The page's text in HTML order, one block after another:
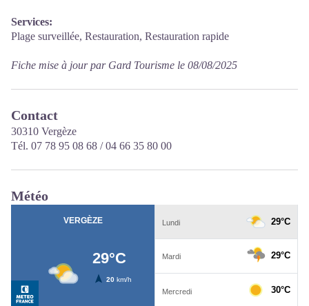
Services:
Plage surveillée, Restauration, Restauration rapide
Fiche mise à jour par Gard Tourisme le 08/08/2025
Contact
30310 Vergèze
Tél. 07 78 95 08 68 / 04 66 35 80 00
Météo